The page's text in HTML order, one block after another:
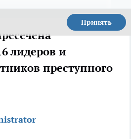
Принять
лидеров и
преступного